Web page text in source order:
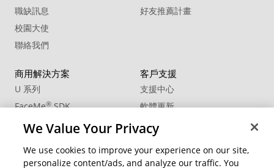
職缺訊息
校園大使
聯絡我們
好友推薦計畫
商用解決方案
U 系列
FaceMe®SDK
客戶支援
支援中心
軟體更新
教學中心
CCP國際專業認證
We Value Your Privacy
We use cookies to improve your experience on our site,
personalize content/ads, and analyze our traffic. You